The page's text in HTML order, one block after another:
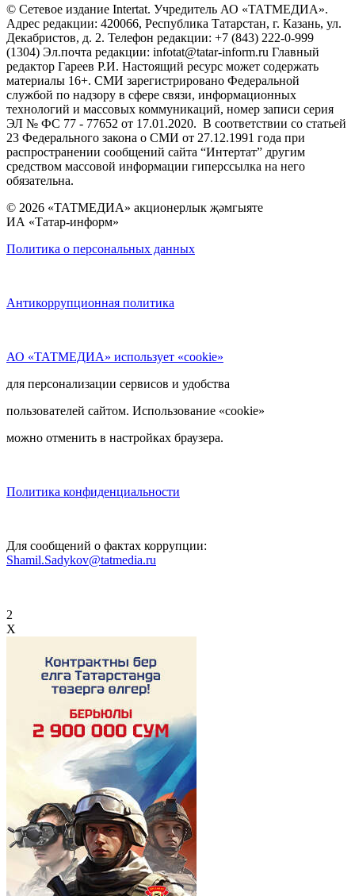
© Сетевое издание Intertat. Учредитель АО «ТАТМЕДИА».
Адрес редакции: 420066, Республика Татарстан, г. Казань, ул.
Декабристов, д. 2. Телефон редакции: +7 (843) 222-0-999
(1304) Эл.почта редакции: infotat@tatar-inform.ru Главный
редактор Гареев Р.И. Настоящий ресурс может содержать
материалы 16+. СМИ зарегистрировано Федеральной
службой по надзору в сфере связи, информационных
технологий и массовых коммуникаций, номер записи серия
ЭЛ № ФС 77 - 77652 от 17.01.2020. В соответствии со статьей
23 Федерального закона о СМИ от 27.12.1991 года при
распространении сообщений сайта “Интертат” другим
средством массовой информации гиперссылка на него
обязательна.
© 2026 «ТАТМЕДИА» акционерлык җәмгыяте
ИА «Татар-информ»
Политика о персональных данных
Антикоррупционная политика
АО «ТАТМЕДИА» использует «cookie»
для персонализации сервисов и удобства
пользователей сайтом. Использование «cookie»
можно отменить в настройках браузера.
Политика конфиденциальности
Для сообщений о фактах коррупции:
Shamil.Sadykov@tatmedia.ru
2
X